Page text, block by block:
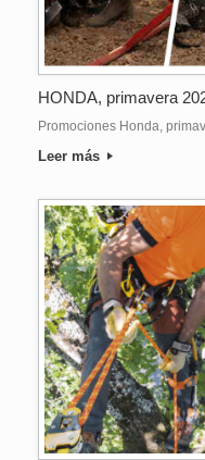
HONDA, primavera
Promociones Honda,
Leer más